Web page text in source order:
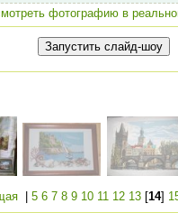
фотографию в
5 6 7 8 9 10 11 12 13 [14]